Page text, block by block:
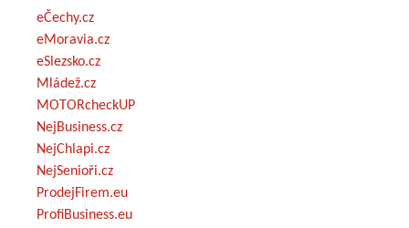
eČechy.cz
eMoravia.cz
eSlezsko.cz
Mládež.cz
MOTORcheckUP
NejBusiness.cz
NejChlapi.cz
NejSenioři.cz
ProdejFirem.eu
ProfiBusiness.eu